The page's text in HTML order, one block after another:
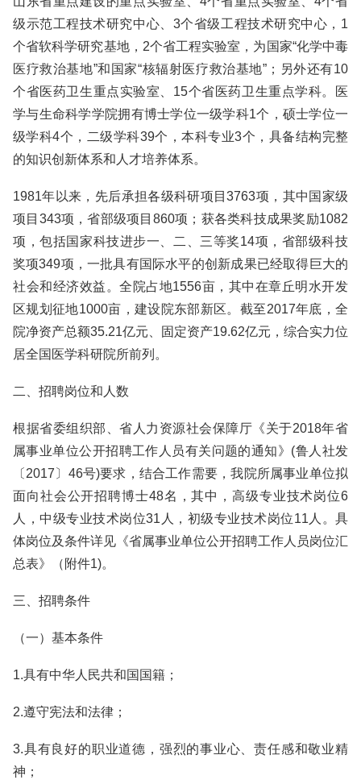
级示范工程技术研究中心、3个省级工程技术研究中心，1
个省软科学研究基地，2个省工程实验室，为国家“化学中毒
医疗救治基地”和国家“核辐射医疗救治基地”；另外还有10
个省医药卫生重点实验室、15个省医药卫生重点学科。医
学与生命科学学院拥有博士学位一级学科1个，硕士学位一
级学科4个，二级学科39个，本科专业3个，具备结构完整
的知识创新体系和人才培养体系。
1981年以来，先后承担各级科研项目3763项，其中国家级
项目343项，省部级项目860项；获各类科技成果奖励1082
项，包括国家科技进步一、二、三等奖14项，省部级科技
奖项349项，一批具有国际水平的创新成果已经取得巨大的
社会和经济效益。全院占地1556亩，其中在章丘明水开发
区规划征地1000亩，建设院东部新区。截至2017年底，全
院净资产总额35.21亿元、固定资产19.62亿元，综合实力位
居全国医学科研院所前列。
二、招聘岗位和人数
根据省委组织部、省人力资源社会保障厅《关于2018年省
属事业单位公开招聘工作人员有关问题的通知》(鲁人社发
〔2017〕46号)要求，结合工作需要，我院所属事业单位拟
面向社会公开招聘博士48名，其中，高级专业技术岗位6
人，中级专业技术岗位31人，初级专业技术岗位11人。具
体岗位及条件详见《省属事业单位公开招聘工作人员岗位汇
总表》（附件1)。
三、招聘条件
（一）基本条件
1.具有中华人民共和国国籍；
2.遵守宪法和法律；
3.具有良好的职业道德，强烈的事业心、责任感和敬业精
神；